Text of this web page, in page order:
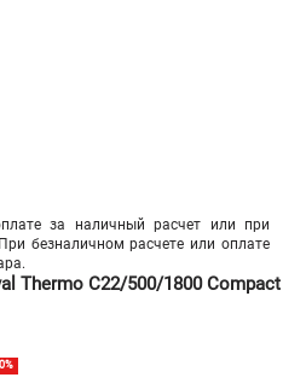
за наличный расчет или при
безналичном расчете или оплате
Thermo C22/500/1800 Compact